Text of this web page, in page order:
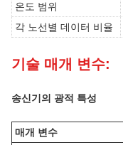
온도 범위
각 노선별 데이터 비율
기술 매개 변수:
송신기의 광적 특성
매개 변수